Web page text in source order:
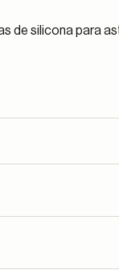
de silicona para